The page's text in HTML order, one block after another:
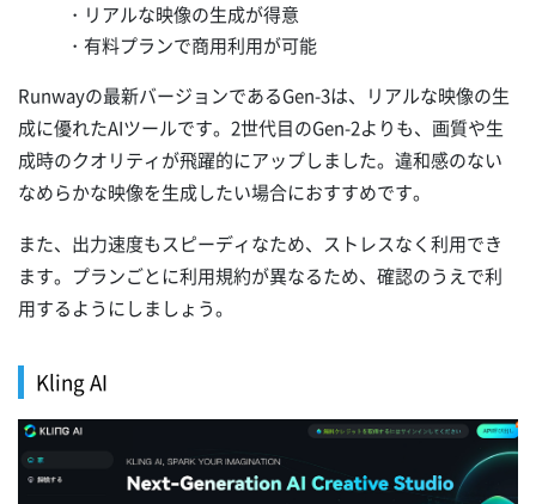
・リアルな映像の生成が得意
・有料プランで商用利用が可能
Runwayの最新バージョンであるGen-3は、リアルな映像の生
成に優れたAIツールです。2世代目のGen-2よりも、画質や生
成時のクオリティが飛躍的にアップしました。違和感のない
なめらかな映像を生成したい場合におすすめです。
また、出力速度もスピーディなため、ストレスなく利用でき
ます。プランごとに利用規約が異なるため、確認のうえで利
用するようにしましょう。
Kling AI